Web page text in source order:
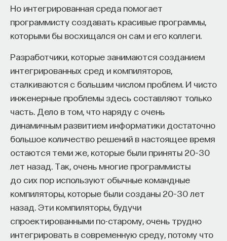
Но интегрированная среда помогает
программисту создавать красивые программы,
которыми бы восхищался он сам и его коллеги.
Разработчики, которые занимаются созданием
интегрированных сред и компиляторов,
сталкиваются с большим числом проблем. И чисто
инженерные проблемы здесь составляют только
часть. Дело в том, что наряду с очень
динамичным развитием информатики достаточно
большое количество решений в настоящее время
остаются теми же, которые были приняты 20–30
лет назад. Так, очень многие программисты
до сих пор используют обычные командные
компиляторы, которые были созданы 20–30 лет
назад. Эти компиляторы, будучи
спроектированными по-старому, очень трудно
интегрировать в современную среду, потому что
Еще один элемент этой цифровой грамотности —
это грамотность, связанная с пониманием, что
мы живем в ситуации сетей, в ситуации сетевого
сообщество, которое описывали еще социологи
в доинформационную эпоху, с другой стороны,
это сигнал о том, что мы все живем в ситуации
информационных сетей, в ситуации постоянного
взаимодействия интеракций. Это нужно
учитывать. Здесь таким большим подспорьем
могут служить труды Яна ван Дейка, Барри
Веллмена или Мануэля Кастельса, которые с 1990-
х годов и по настоящий момент описывают
специфику цифрового, именно сетевого
Наконец, четвертый тип грамотности, который
тоже укладывается в понятие «цифровая